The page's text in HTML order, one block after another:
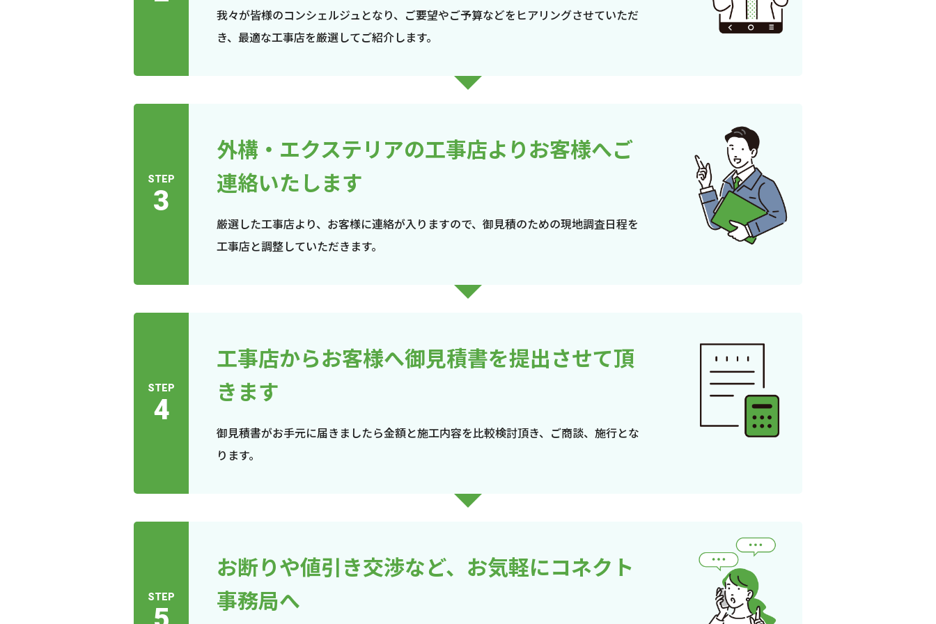
我々が皆様のコンシェルジュとなり、ご要望やご予算などをヒアリングさせていただ
き、最適な工事店を厳選してご紹介します。
STEP
3
外構・エクステリアの工事店よりお客様へご
連絡いたします
厳選した工事店より、お客様に連絡が入りますので、御見積のための現地調査日程を
工事店と調整していただきます。
STEP
4
工事店からお客様へ御見積書を提出させて頂
きます
御見積書がお手元に届きましたら金額と施工内容を比較検討頂き、ご商談、施行とな
ります。
STEP
お断りや値引き交渉など、お気軽にコネクト
事務局へ